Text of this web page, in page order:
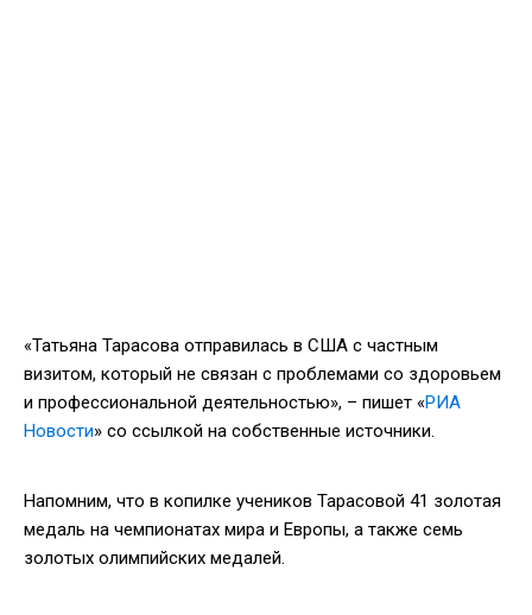
«Татьяна Тарасова отправилась в США с частным
визитом, который не связан с проблемами со здоровьем
и профессиональной деятельностью», – пишет «РИА
Новости» со ссылкой на собственные источники.
Напомним, что в копилке учеников Тарасовой 41 золотая
медаль на чемпионатах мира и Европы, а также семь
золотых олимпийских медалей.